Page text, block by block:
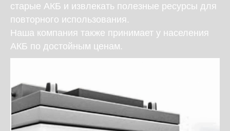
старые АКБ и извлекать полезные ресурсы для
повторного использования.
Наша компания также принимает у населения
АКБ по достойным ценам.